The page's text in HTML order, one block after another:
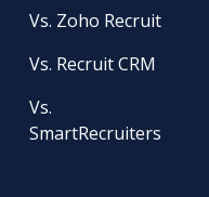
Vs. Zoho Recruit
Vs. Recruit CRM
Vs.
SmartRecruiters